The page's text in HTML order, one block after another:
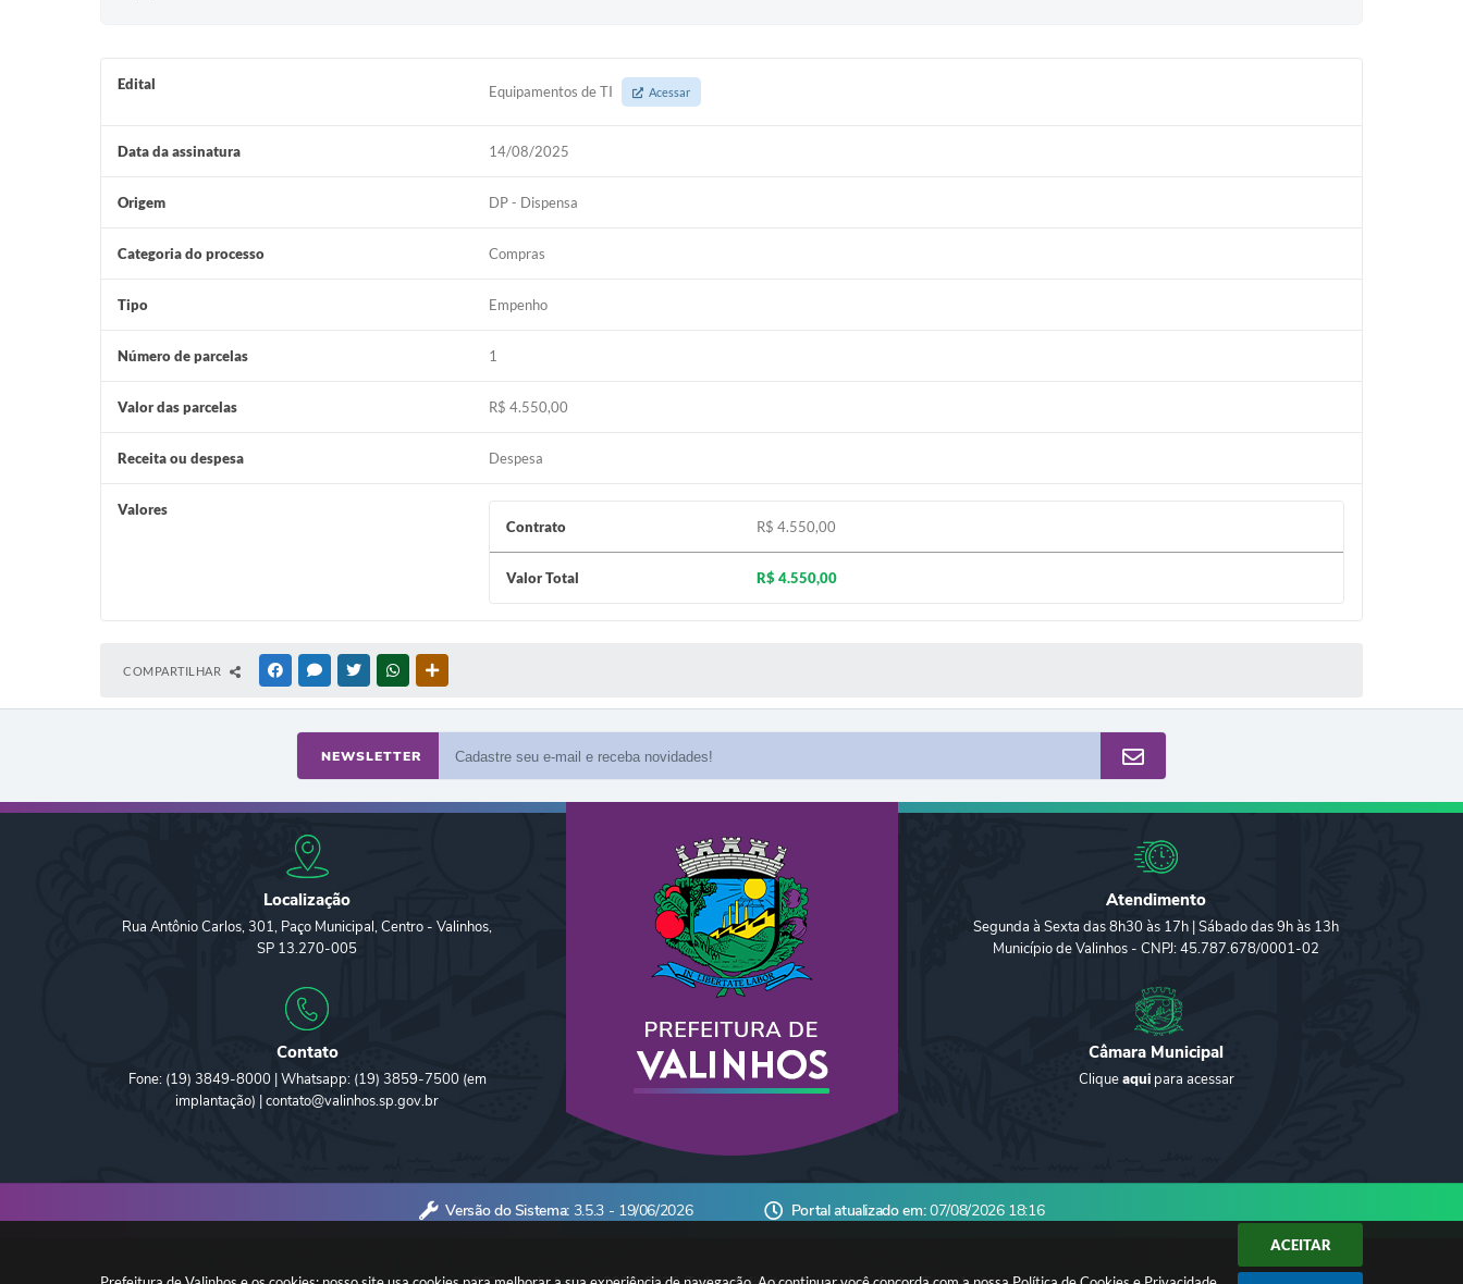
ACEITAR
Edital Equipamentos de TI Acessar
Data da assinatura 14/08/2025
Origem DP - Dispensa
Categoria do processo Compras
Tipo Empenho
Número de parcelas 1
Valor das parcelas R$ 4.550,00
Receita ou despesa Despesa
Valores
Contrato
R$ 4.550,00
Valor Total R$ 4.550,00
COMPARTILHAR FACEBOOKMESSENGER
TWITTERWHATSAPP
NEWSLETTER
Localização
Rua Antônio Carlos, 301, Paço Municipal, Centro - Valinhos,
SP 13.270-005
Contato
Fone: (19) 3849-8000 | Whatsapp: (19) 3859-7500 (em
implantação) | contato@valinhos.sp.gov.br
Atendimento
Segunda à Sexta das 8h30 às 17h | Sábado das 9h às 13h
Município de Valinhos - CNPJ: 45.787.678/0001-02
Câmara Municipal
Cliqueaquipara acessar
Versão do Sistema: 3.5.3 - 19/06/2026 Portal atualizado em:07/08/2026 18:16